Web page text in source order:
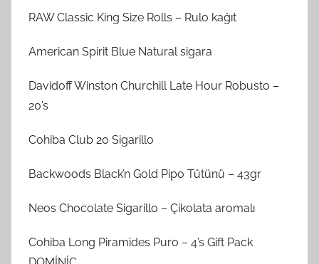
RAW Classic King Size Rolls – Rulo kağıt
American Spirit Blue Natural sigara
Davidoff Winston Churchill Late Hour Robusto –
20’s
Cohiba Club 20 Sigarillo
Backwoods Black’n Gold Pipo Tütünü – 43gr
Neos Chocolate Sigarillo – Çikolata aromalı
Cohiba Long Piramides Puro – 4’s Gift Pack